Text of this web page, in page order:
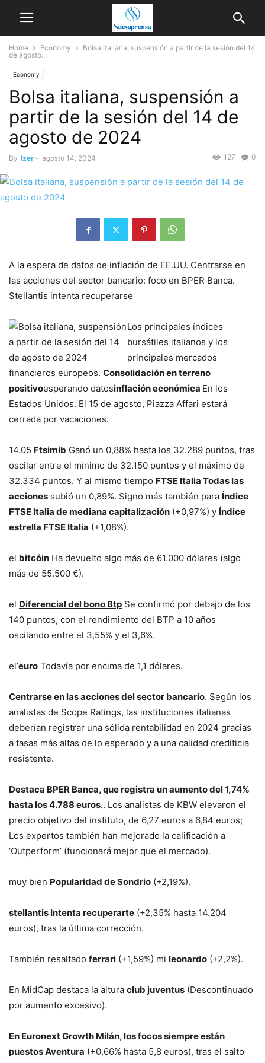
Home Economy
Bolsa italiana, suspensión a partir de la sesión del 14
de agosto...
Economy
Bolsa italiana, suspensión a
partir de la sesión del 14 de
agosto de 2024
By Izer - agosto 14, 2024 0
127
A la espera de datos de inflación de EE.UU. Centrarse en
las acciones del sector bancario: foco en BPER Banca.
Stellantis intenta recuperarse
Los principales índices
bursátiles italianos y los
principales mercados
financieros europeos. Consolidación en terreno
positivoesperando datosinflación económica En los
Estados Unidos. El 15 de agosto, Piazza Affari estará
cerrada por vacaciones.
14.05 Ftsimib Ganó un 0,88% hasta los 32.289 puntos, tras
oscilar entre el mínimo de 32.150 puntos y el máximo de
32.334 puntos. Y al mismo tiempo FTSE Italia Todas las
acciones subió un 0,89%. Signo más también para Índice
FTSE Italia de mediana capitalización (+0,97%) y Índice
estrella FTSE Italia (+1,08%).
el bitcóin Ha devuelto algo más de 61.000 dólares (algo
más de 55.500 €).
el Diferencial del bono Btp Se confirmó por debajo de los
140 puntos, con el rendimiento del BTP a 10 años
oscilando entre el 3,55% y el 3,6%.
el’euro Todavía por encima de 1,1 dólares.
Centrarse en las acciones del sector bancario. Según los
analistas de Scope Ratings, las instituciones italianas
deberían registrar una sólida rentabilidad en 2024 gracias
a tasas más altas de lo esperado y a una calidad crediticia
resistente.
Destaca BPER Banca, que registra un aumento del 1,74%
hasta los 4.788 euros.. Los analistas de KBW elevaron el
precio objetivo del instituto, de 6,27 euros a 6,84 euros;
Los expertos también han mejorado la calificación a
‘Outperform’ (funcionará mejor que el mercado).
muy bien Popularidad de Sondrio (+2,19%).
stellantis Intenta recuperarte (+2,35% hasta 14.204
euros), tras la última corrección.
También resaltado ferrari (+1,59%) mi leonardo (+2,2%).
En MidCap destaca la altura club juventus (Descontinuado
por aumento excesivo).
En Euronext Growth Milán, los focos siempre están
puestosAventura (+0,66% hasta 5,8 euros), tras el salto